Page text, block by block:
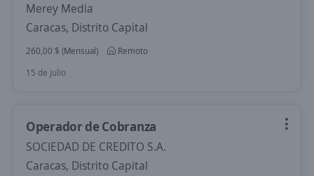
Merey Media
Caracas, Distrito Capital
260,00 $ (Mensual)
Remoto
15 de julio
Operador de Cobranza
SOCIEDAD DE CREDITO S.A.
Caracas, Distrito Capital